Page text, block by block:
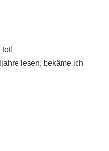
tot!
lesen, bekäme ich